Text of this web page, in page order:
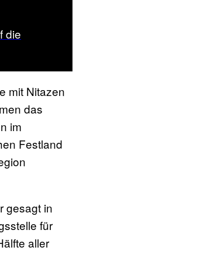
die
mit Nitazen
das
im
Festland
gesagt in
für
aller